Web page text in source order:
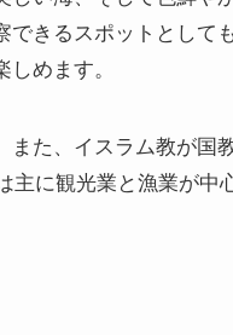
きるスポットとして
めます。
た、イスラム教が国
主に観光業と漁業が中